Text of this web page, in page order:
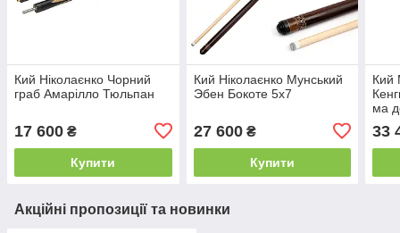
Кий Ніколаєнко Чорний
граб Амарілло Тюльпан
17 600 ₴
Купити
Кий Ніколаєнко Мунський
Эбен Бокоте 5х7
27 600₴
Купити
Кий
ма
33
Акційні пропозиції та новинки